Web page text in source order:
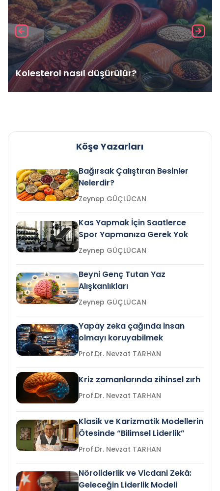
Kolesterol nasıl düşürülür?
Köşe Yazarları
Bağırsak Çalıştıran Besinler
Nelerdir?
Zeynep GÜÇLÜCAN
Kas Yapmak İçin Saatlerce
Spor Yapmanıza Gerek Yok
Zeynep GÜÇLÜCAN
Beyni Genç Tutan Yaz
Alışkanlıkları
Zeynep GÜÇLÜCAN
Yapay zeka çağında insan
olmayı koruyabilmek
Prof.Dr. Nevzat TARHAN
Kriz zamanlarında zihinsel zırh
Prof.Dr. Nevzat TARHAN
Klasik ve Karizmatik Modellerin
Ötesinde “Bilimsel Liderlik”
Prof.Dr. Nevzat TARHAN
Nöroliderlik ve Vicdani Zekâ:
Geleceğin Liderlik Modeli